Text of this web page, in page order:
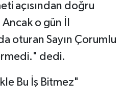
açısından doğru
o gün İl
oturan Sayın Çorumlu
dedi.
Bu İş Bitmez"